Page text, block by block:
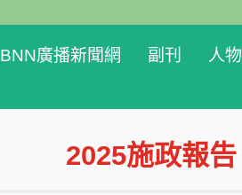
BNN廣播新聞網 副刊 人物
2025施政報告